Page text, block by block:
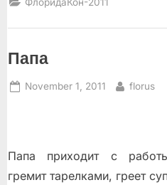
Папа
Posted
November 1, 2011 By
florus
Папа приходит с
гремит тарелками, греет